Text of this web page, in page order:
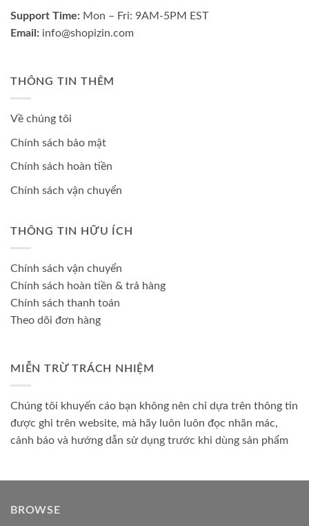
Support Time: Mon – Fri: 9AM-5PM EST
Email: info@shopizin.com
THÔNG TIN THÊM
Về chúng tôi
Chính sách bảo mật
Chính sách hoàn tiền
Chính sách vận chuyển
THÔNG TIN HỮU ÍCH
Chính sách vận chuyển
Chính sách hoàn tiền & trả hàng
Chính sách thanh toán
Theo dõi đơn hàng
MIỄN TRỪ TRÁCH NHIỆM
Chúng tôi khuyến cáo bạn không nên chỉ dựa trên thông tin
được ghi trên website, mà hãy luôn luôn đọc nhãn mác,
cảnh báo và hướng dẫn sử dụng trước khi dùng sản phẩm
BROWSE